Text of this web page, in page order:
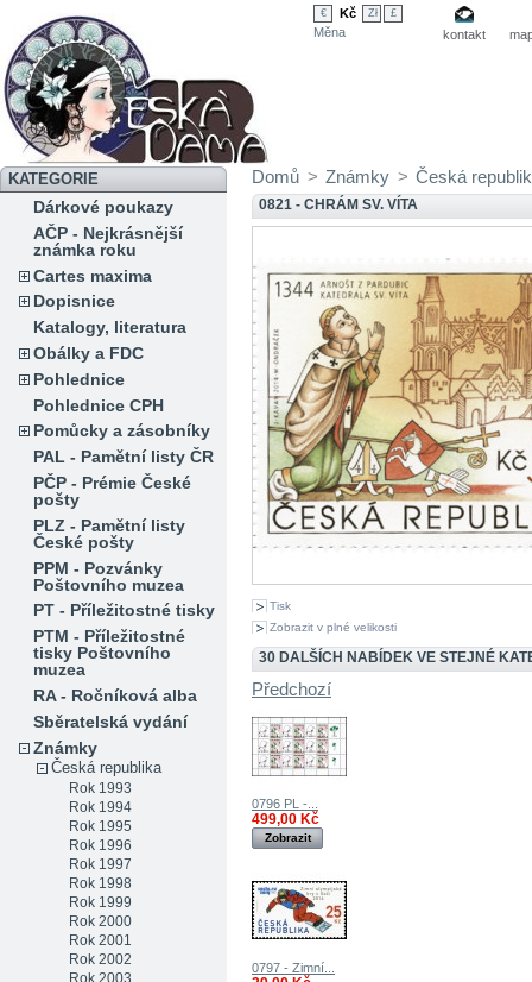
€ Kč Zł £
Měna kontakt
KATEGORIE
Dárkové poukazy
AČP - Nejkrásnější
známka roku
Cartes maxima
Dopisnice
Katalogy, literatura
Obálky a FDC
Pohlednice
Pohlednice CPH
Pomůcky a zásobníky
PAL - Pamětní listy ČR
PČP - Prémie České
pošty
PLZ - Pamětní listy
České pošty
PPM - Pozvánky
Poštovního muzea
PT - Příležitostné tisky
PTM - Příležitostné
tisky Poštovního
muzea
RA - Ročníková alba
Sběratelská vydání
Známky
Česká republika
Rok 1993
Rok 1994
Rok 1995
Rok 1996
Rok 1997
Rok 1998
Rok 1999
Rok 2000
Rok 2001
Rok 2002
Rok 2003
Domů > Známky > Česká
0821 - CHRÁM SV. VÍTA
Tisk
Zobrazit v plné velikosti
30 DALŠÍCH NABÍDEK VE STEJNÉ
Předchozí
0796 PL -...
499,00 Kč
Zobrazit
0797 - Zimní...